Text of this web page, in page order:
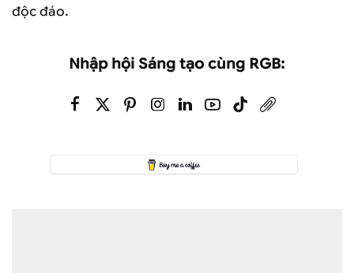
độc đáo.
Nhập hội Sáng tạo cùng RGB: